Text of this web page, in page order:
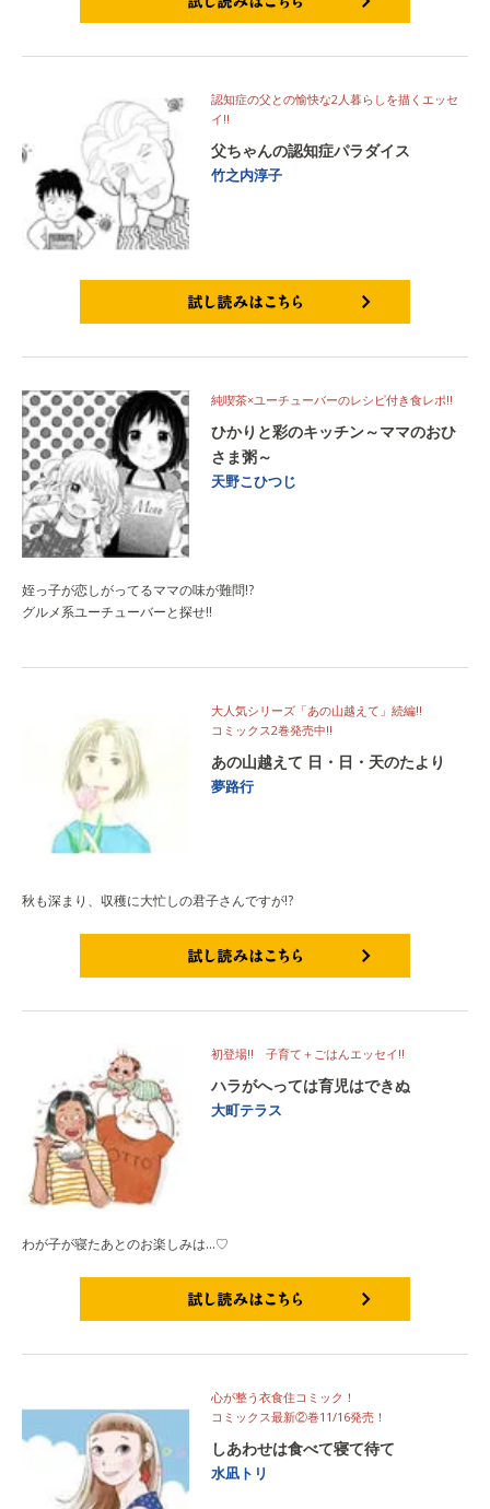
認知症の父との愉快な2人暮らしを描くエッセ
イ!!
父ちゃんの認知症パラダイス
竹之内淳子
純喫茶×ユーチューバーのレシピ付き食レポ!!
ひかりと彩のキッチン～ママのおひ
さま粥～
天野こひつじ
姪っ子が恋しがってるママの味が難問!?
グルメ系ユーチューバーと探せ!!
大人気シリーズ「あの山越えて」続編!!
コミックス2巻発売中!!
あの山越えて 日・日・天のたより
夢路行
秋も深まり、収穫に大忙しの君子さんですが!?
初登場!! 子育て＋ごはんエッセイ!!
ハラがへっては育児はできぬ
大町テラス
わが子が寝たあとのお楽しみは…♡
心が整う衣食住コミック！
コミックス最新②巻11/16発売！
しあわせは食べて寝て待て
水凪トリ